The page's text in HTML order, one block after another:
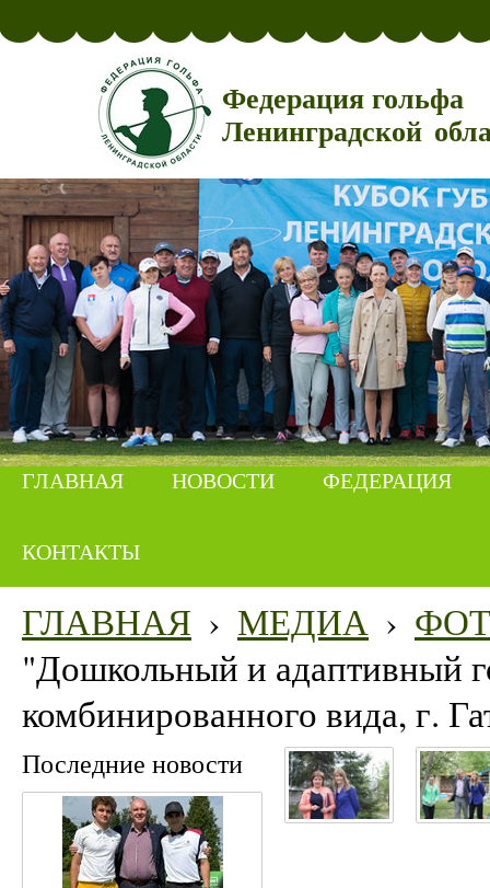
Федерация гольфа
Ленинградской
ГЛАВНАЯ НОВОСТИ ФЕДЕРАЦИЯ
КОНТАКТЫ
ГЛАВНАЯ › МЕДИА ›
"Дошкольный и адаптивный
комбинированного вида, г.
Последние новости